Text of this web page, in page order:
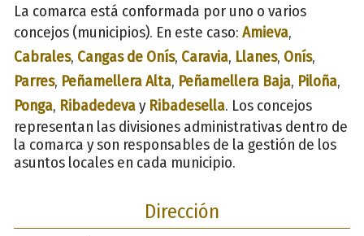
La comarca está conformada por uno o varios
concejos (municipios). En este caso: Amieva,
Cabrales, Cangas de Onís, Caravia, Llanes, Onís,
Parres, Peñamellera Alta, Peñamellera Baja, Piloña,
Ponga, Ribadedevay Ribadesella. Los concejos
representan las divisiones administrativas dentro de
la comarca y son responsables de la gestión de los
asuntos locales en cada municipio.
Dirección